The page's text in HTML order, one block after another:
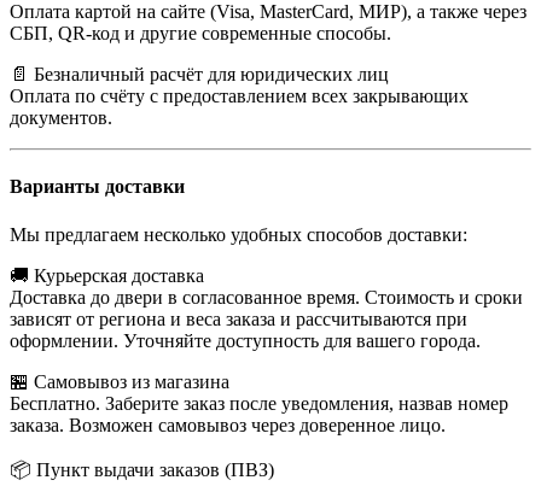
Оплата картой на сайте (Visa, MasterCard, МИР), а также через
СБП, QR-код и другие современные способы.
📄 Безналичный расчёт для юридических лиц
Оплата по счёту с предоставлением всех закрывающих
документов.
Варианты доставки
Мы предлагаем несколько удобных способов доставки:
🚚 Курьерская доставка
Доставка до двери в согласованное время. Стоимость и сроки
зависят от региона и веса заказа и рассчитываются при
оформлении. Уточняйте доступность для вашего города.
🏪 Самовывоз из магазина
Бесплатно. Заберите заказ после уведомления, назвав номер
заказа. Возможен самовывоз через доверенное лицо.
📦 Пункт выдачи заказов (ПВЗ)